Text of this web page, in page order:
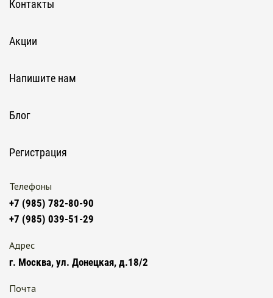
Телефоны
+7 (985) 782-80-90
+7 (985) 039-51-29
Адрес
г. Москва, ул. Донецкая, д.18/2
Почта
Контакты
Акции
Напишите нам
Блог
Регистрация